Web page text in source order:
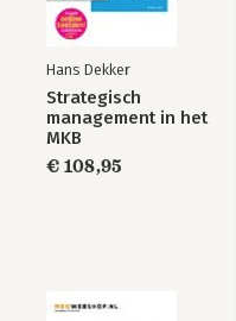
Hans Dekker
Strategisch
management in het
MKB
€ 108,95